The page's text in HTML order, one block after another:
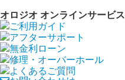
オロジオ オンラインサービス
ご利用ガイド
アフターサポート
無金利ローン
修理・オーバーホール
よくあるご質問